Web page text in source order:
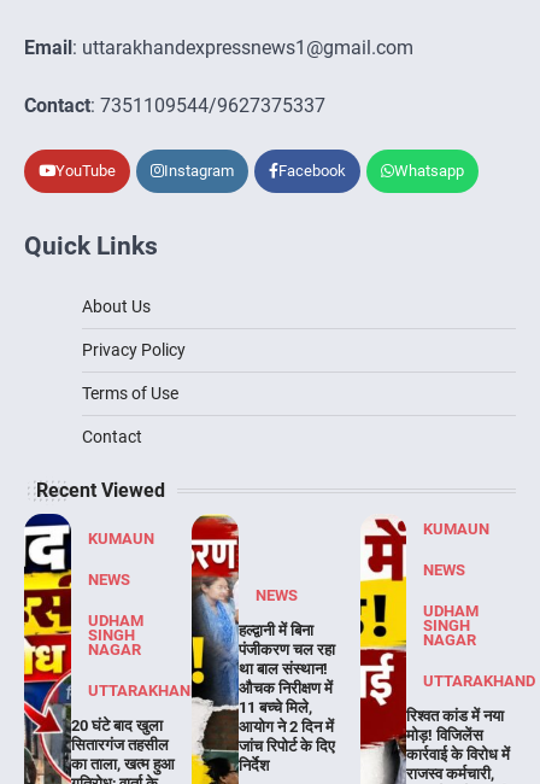
Email : uttarakhandexpressnews1@gmail.com
Contact: 7351109544/9627375337
YouTube Instagram Facebook Whatsapp
Quick Links
About Us
Privacy Policy
Terms of Use
Contact
Recent Viewed
KUMAUN
NEWS
UDHAM
SINGH
NAGAR
UTTARAKHAND
20 घंटे बाद खुला
सितारगंज तहसील
का ताला, खत्म हुआ
NEWS
हल्द्वानी में बिना
पंजीकरण चल रहा
था बाल संस्थान!
औचक निरीक्षण में
11 बच्चे मिले,
आयोग ने 2 दिन में
जांच रिपोर्ट के दिए
निर्देश
KUMAUN
NEWS
UDHAM
SINGH
NAGAR
UTTARAKHAND
रिश्वत कांड में नया
मोड़! विजिलेंस
कार्रवाई के विरोध में
राजस्व कर्मचारी,